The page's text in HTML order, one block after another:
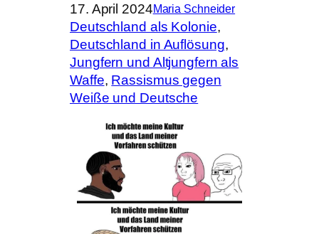
17. April 2024Maria Schneider
Deutschland als Kolonie
Deutschland in Auflösung
Jungfern und Altjungfern als
Waffe, Rassismus gegen
Weiße und Deutsche